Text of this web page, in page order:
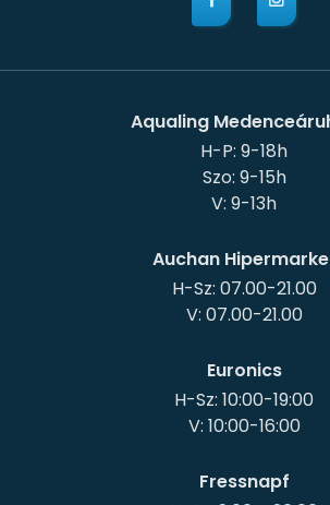
Aqualing
H-P: 9-18h
Szo: 9-15h
Auchan
H-Sz: 07.00-21.00
V: 07.00-21.00
Euronics
H-Sz: 10:00-19:00
V: 10:00-16:00
Fressnapf